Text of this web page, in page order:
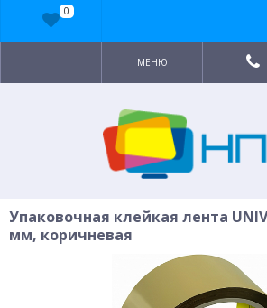
МЕНЮ
Упаковочная клейкая лента
мм, коричневая
0